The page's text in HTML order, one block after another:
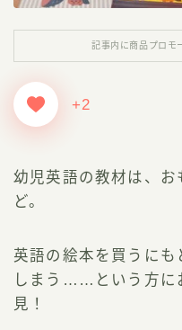
記事内に商品プロモ
+2
幼児英語の教材は、
ど。
英語の絵本を買うにも
しまう……という方に
見！